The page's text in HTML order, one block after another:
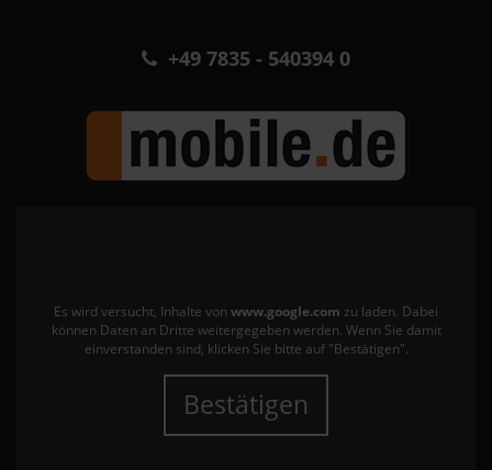
+49 7835 - 540394 0
Es wird versucht, Inhalte von www.google.com zu laden. Dabei
können Daten an Dritte weitergegeben werden. Wenn Sie damit
einverstanden sind, klicken Sie bitte auf "Bestätigen".
Bestätigen